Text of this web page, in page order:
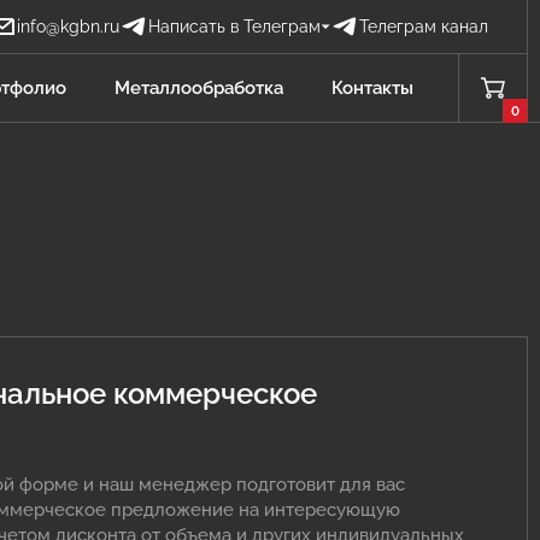
info@kgbn.ru Написать в Телеграм Телеграм канал
БН Бова Наталья
Отдел продаж
Отдел продаж Металлообработка
Металлообработка Контакты
0
коммерческое
форме и наш менеджер подготовит для вас
предложение на интересующую
дисконта от объема и других индивидуальных